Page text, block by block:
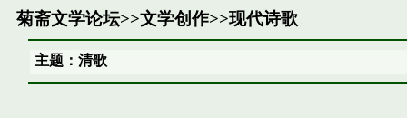
菊斋文学论坛>>文学创作>>现代诗歌
主题：清歌